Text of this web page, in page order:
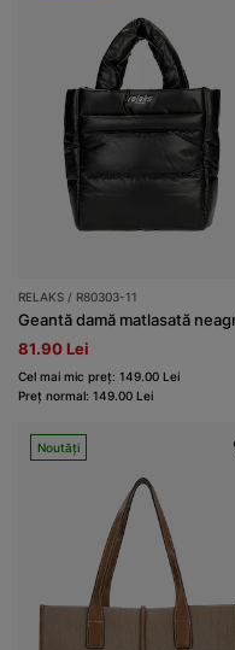
RELAKS / R80303-11
81.90 Lei
Cel mai mic preț: 149.00 Lei
Preț normal: 149.00 Lei
Noutăți